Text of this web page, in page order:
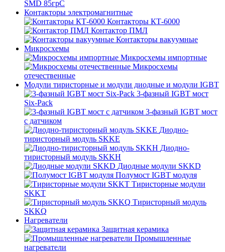
SMD 85грС
Контакторы электромагнитные
Контакторы КТ-6000
Контактор ПМЛ
Контакторы вакуумные
Микросхемы
Микросхемы импортные
Микросхемы
отечественные
Модули тиристорные и модули диодные и модули IGBT
3-фазный IGBT мост
Six-Pack
3-фазный IGBT мост
с датчиком
Диодно-
тиристорный модуль SKKE
Диодно-
тиристорный модуль SKKH
Диодные модули SKKD
Полумост IGBT модуля
Тиристорные модули
SKKT
Тиристорный модуль
SKKQ
Нагреватели
Защитная керамика
Промышленные
нагреватели